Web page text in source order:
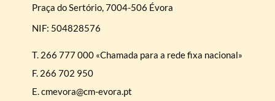
Praça do Sertório, 7004-506 Évora
NIF: 504828576
T. 266 777 000 «Chamada para a rede fixa nacional»
F. 266 702 950
E.cmevora@cm-evora.pt